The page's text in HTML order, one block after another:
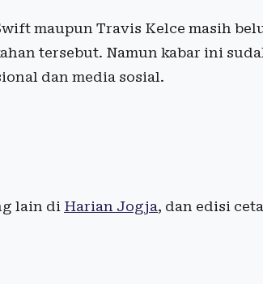
maupun Travis Kelce masih
tersebut. Namun kabar ini
dan media sosial.
lain di Harian Jogja, dan edisi